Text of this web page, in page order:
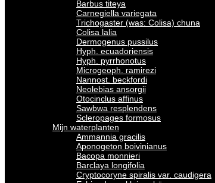
Barbus titeya
Carnegiella variegata
Trichogaster (was: Colisa) chuna
Colisa lalia
Dermogenus pussilus
Hyph. ecuadoriensis
Hyph. pyrrhonotus
Microgeoph. ramirezi
Nannost. beckfordi
Neolebias ansorgii
Otocinclus affinus
Sawbwa resplendens
Scleropages formosus
Mijn waterplanten
Ammannia gracilis
Aponogeton boivinianus
Bacopa monnieri
Barclaya longifolia
Cryptocoryne spiralis var. caudigera